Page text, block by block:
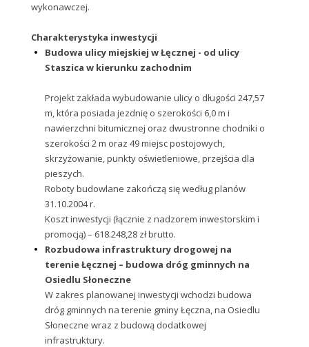
wykonawczej.
Charakterystyka inwestycji
Budowa ulicy miejskiej w Łęcznej - od ulicy
Staszica w kierunku zachodnim
Projekt zakłada wybudowanie ulicy o długości 247,57
m, która posiada jezdnię o szerokości 6,0 m i
nawierzchni bitumicznej oraz dwustronne chodniki o
szerokości 2 m oraz 49 miejsc postojowych,
skrzyżowanie, punkty oświetleniowe, przejścia dla
pieszych.
Roboty budowlane zakończą się według planów
31.10.2004 r.
Koszt inwestycji (łącznie z nadzorem inwestorskim i
promocją) – 618.248,28 zł brutto.
Rozbudowa infrastruktury drogowej na
terenie Łęcznej – budowa dróg gminnych na
Osiedlu Słoneczne
W zakres planowanej inwestycji wchodzi budowa
dróg gminnych na terenie gminy Łęczna, na Osiedlu
Słoneczne wraz z budową dodatkowej
infrastruktury.